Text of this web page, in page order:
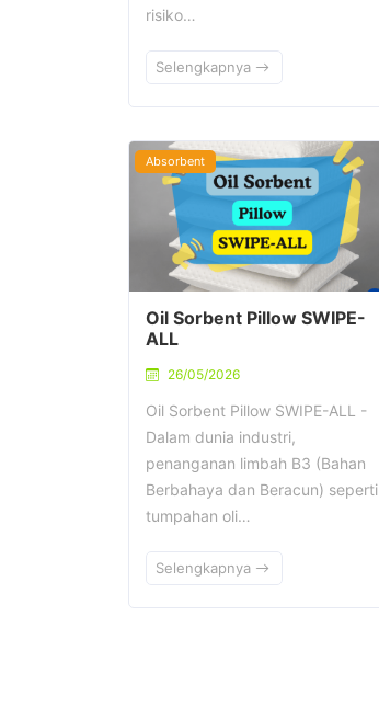
risiko…
Selengkapnya
Absorbent
Oil Sorbent Pillow SWIPE-
ALL
26/05/2026
Oil Sorbent Pillow SWIPE-ALL -
Dalam dunia industri,
penanganan limbah B3 (Bahan
Berbahaya dan Beracun) seperti
tumpahan oli…
Selengkapnya